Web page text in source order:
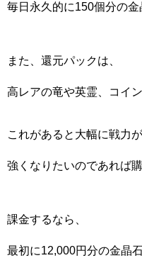
毎日永久的に150個分の金
また、還元パックは、
高レアの竜や英霊、コイ
これがあると大幅に戦力
強くなりたいのであれば
課金するなら、
最初に12,000円分の金晶